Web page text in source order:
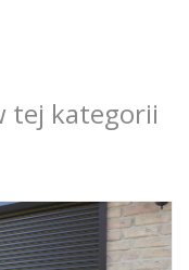
tej kategorii